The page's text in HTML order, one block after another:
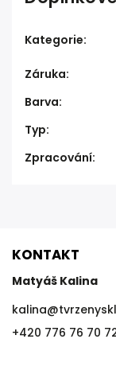
Kategorie:
Záruka:
Barva:
Typ:
Zpracování:
KONTAKT
Matyáš Kalina
kalina@
+420 776 76 70